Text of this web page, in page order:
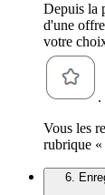
Depuis la
d'une
votre
.
Vous les
rubrique
6.